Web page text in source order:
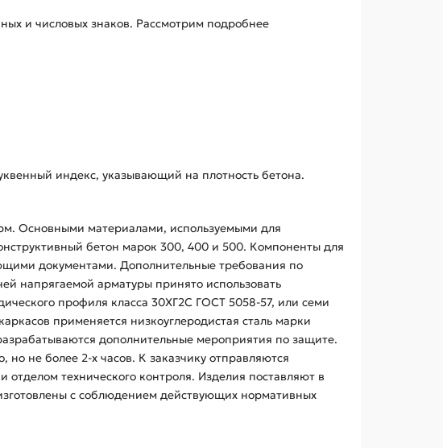
и числовых знаков. Рассмотрим подробнее
индекс, указывающий на плотность бетона.
Основными материалами, используемыми для
бетон марок 300, 400 и 500. Компоненты для
документами. Дополнительные требования по
напрягаемой арматуры принято использовать
профиля класса 30ХГ2С ГОСТ 5058-57, или семи
применяется низкоуглеродистая сталь марки
дополнительные мероприятия по защите.
не более 2-х часов. К заказчику отправляются
технического контроля. Изделия поставляют в
с соблюдением действующих нормативных